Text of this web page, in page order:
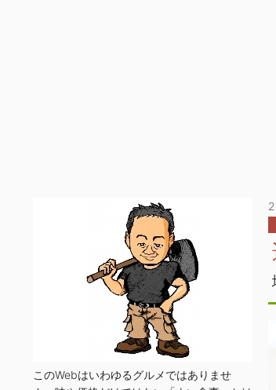
このWebはいわゆるグルメではありませ